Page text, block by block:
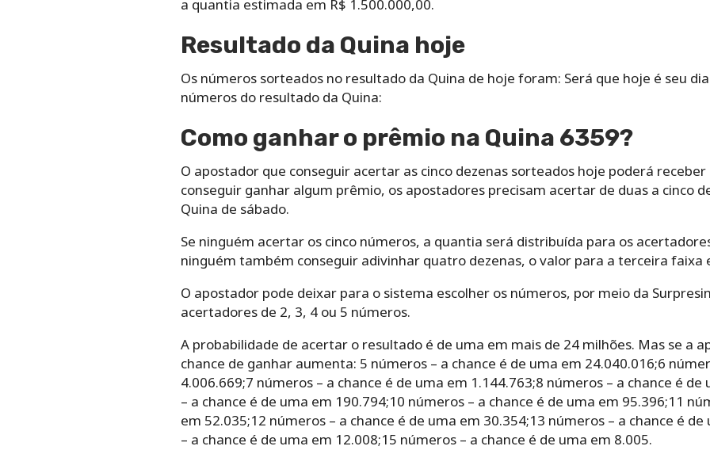
a quantia estimada em R$ 1.500.000,00.
Resultado da Quina hoje
Os números sorteados no resultado da Quina de hoje foram: Será que hoje é seu
números do resultado da Quina:
Como ganhar o prêmio na Quina 6359?
O apostador que conseguir acertar as cinco dezenas sorteados hoje poderá
conseguir ganhar algum prêmio, os apostadores precisam acertar de duas a cinco
Quina de sábado.
Se ninguém acertar os cinco números, a quantia será distribuída para os
ninguém também conseguir adivinhar quatro dezenas, o valor para a terceira faixa
O apostador pode deixar para o sistema escolher os números, por meio da
acertadores de 2, 3, 4 ou 5 números.
A probabilidade de acertar o resultado é de uma em mais de 24 milhões. Mas se a
chance de ganhar aumenta: 5 números – a chance é de uma em 24.040.016;6
4.006.669;7 números – a chance é de uma em 1.144.763;8 números – a chance é
– a chance é de uma em 190.794;10 números – a chance é de uma em 95.396;11
em 52.035;12 números – a chance é de uma em 30.354;13 números – a chance é
– a chance é de uma em 12.008;15 números – a chance é de uma em 8.005.